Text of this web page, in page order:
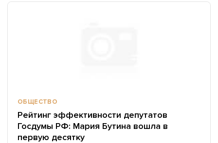
ОБЩЕСТВО
Рейтинг эффективности депутатов
Госдумы РФ: Мария Бутина вошла в
первую десятку